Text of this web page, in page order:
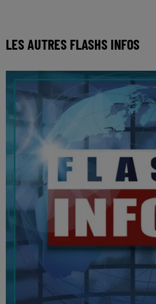
LES AUTRES FLASHS INFOS